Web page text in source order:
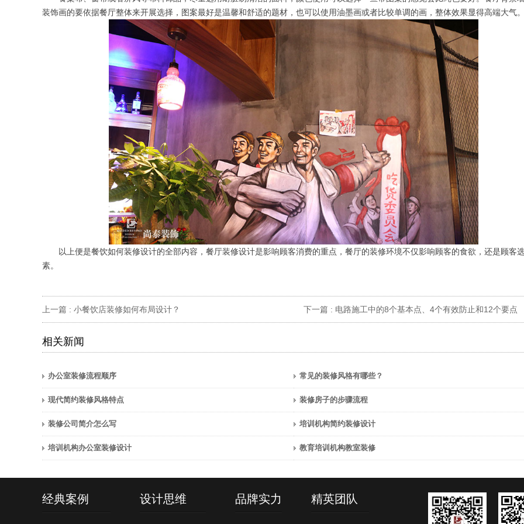
装饰画的要依据餐厅整体来开展选择，图案最好是温馨和舒适的题材，也可以使用油墨画或者比较单调的画，整体效果显得高端大气。
以上便是餐饮如何装修设计的全部内容，餐厅装修设计是影响顾客消费的重点，餐厅的装修环境不仅影响顾客的食欲，还是顾客
素。
上一篇 : 小餐饮店装修如何布局设计？ 下一篇 : 电路施工中的8个基本点、4个有效防止和12个要点
相关新闻
办公室装修流程顺序 常见的装修风格有哪些？
现代简约装修风格特点 装修房子的步骤流程
装修公司简介怎么写 培训机构简约装修设计
培训机构办公室装修设计 教育培训机构教室装修
经典案例 设计思维 品牌实力 精英团队